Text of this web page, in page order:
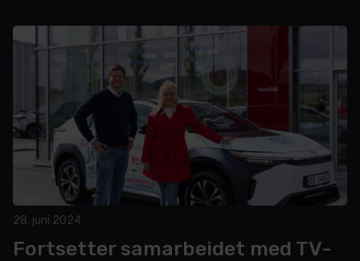
28. juni 2024
Fortsetter samarbeidet med TV-